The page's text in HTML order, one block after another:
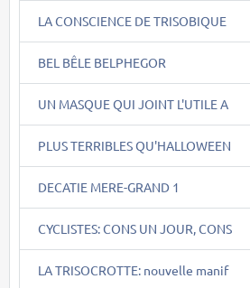
LA CONSCIENCE DE TRISOBIQUE
BEL BÊLE BELPHEGOR
UN MASQUE QUI JOINT L'UTILE A
PLUS TERRIBLES QU'HALLOWEEN
DECATIE MERE-GRAND 1
CYCLISTES: CONS UN JOUR, CONS
LA TRISOCROTTE: nouvelle manif